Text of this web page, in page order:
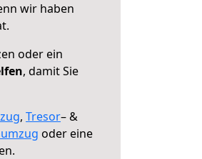
wir haben
oder ein
, damit Sie
, Tresor– &
oder eine